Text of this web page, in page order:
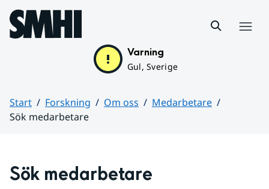
Hoppa till sidans innehåll
Varning
Gul, Sverige
Start Forskning Om oss
Medarbetare
Sök medarbetare
Sök medarbetare